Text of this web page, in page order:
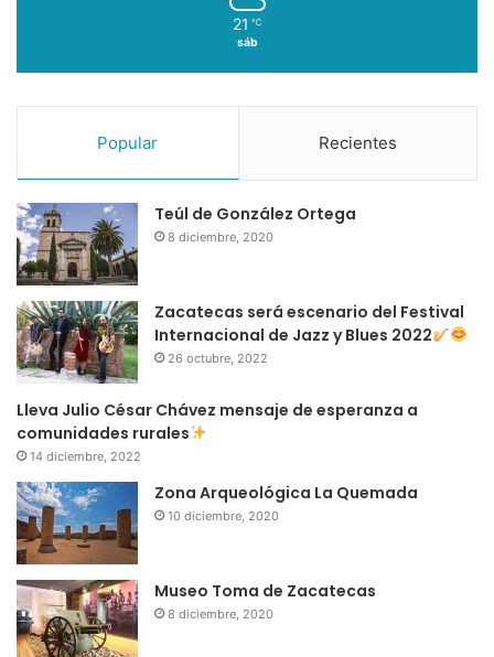
21 ℃
sáb
Popular Recientes
Teúl de González Ortega
8 diciembre, 2020
Zacatecas será escenario del Festival
Internacional de Jazz y Blues 2022
26 octubre, 2022
Lleva Julio César Chávez mensaje de esperanza a
comunidades rurales
14 diciembre, 2022
Zona Arqueológica La Quemada
10 diciembre, 2020
Museo Toma de Zacatecas
8 diciembre, 2020